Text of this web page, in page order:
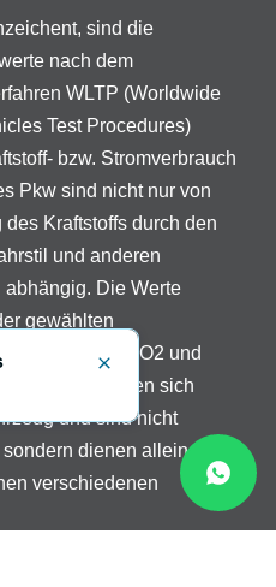
sind die
nach dem
WLTP (Worldwide
Test Procedures)
bzw. Stromverbrauch
Pkw sind nicht nur von
Kraftstoffs durch den
und anderen
Die Werte
gewählten
der CO2 und
beziehen sich
und sind nicht
dienen allein
verschiedenen
Schließen